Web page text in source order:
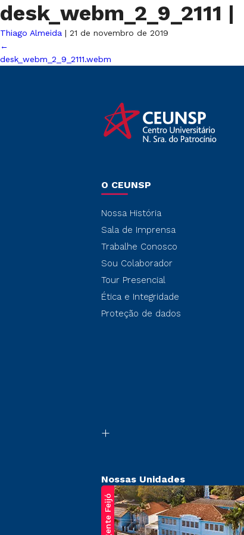
desk_webm_2_9_2111 |
Thiago Almeida | 21 de novembro de 2019
←
desk_webm_2_9_2111.webm
O CEUNSP
Nossa História
Sala de Imprensa
Trabalhe Conosco
Sou Colaborador
Tour Presencial
Ética e Integridade
Proteção de dados
Nossas Unidades
Regente Feijó